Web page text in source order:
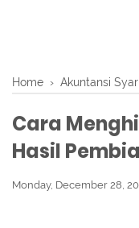
Home › Akuntansi
Cara
Hasil
Monday, December 28,